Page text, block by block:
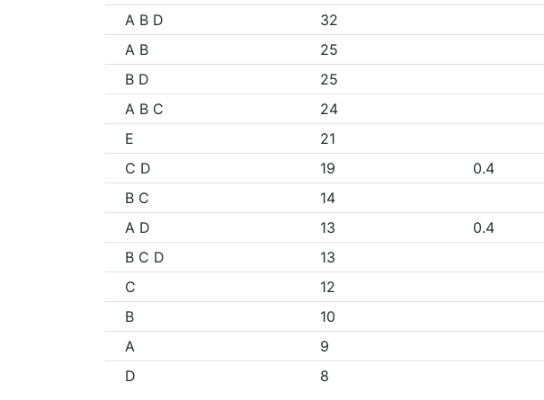
A B D
32
A B
25
B D
25
A B C
24
E
21
C D
19
0.4
B C
14
A D
13
0.4
B C D
13
C
12
B
10
A
9
D
8